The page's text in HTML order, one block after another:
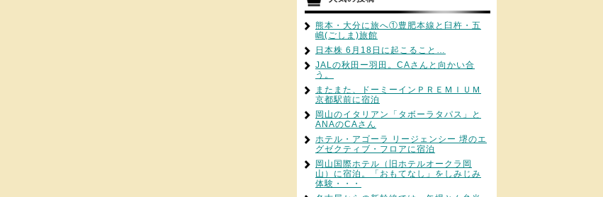
熊本・大分に旅へ①豊肥本線と臼杵・五
嶋(ごしま)旅館
日本株 6月18日に起こること…
JALの秋田ー羽田。CAさんと向かい合
う。
またまた、ドーミーインＰＲＥＭＩＵＭ
京都駅前に宿泊
岡山のイタリアン「タボーラタパス」と
ANAのCAさん
ホテル・アゴーラ リージェンシー 堺のエ
グゼクティブ・フロアに宿泊
岡山国際ホテル（旧ホテルオークラ岡
山）に宿泊。「おもてなし」をしみじみ
体験・・・